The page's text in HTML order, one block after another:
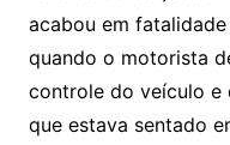
acabou em
quando o motorista
controle do veículo e
que estava sentado